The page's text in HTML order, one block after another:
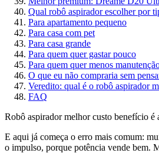
Qual robô aspirador escolher por
Para apartamento pequeno
Para casa com pet
Para casa grande
Para quem quer gastar pouco
Para quem quer menos
O que eu não compraria sem
Veredito: qual é o robô aspirador
FAQ
Robô aspirador melhor custo benefício é
E aqui já começa o erro mais comum:
o impulso, porque potência vende bem.